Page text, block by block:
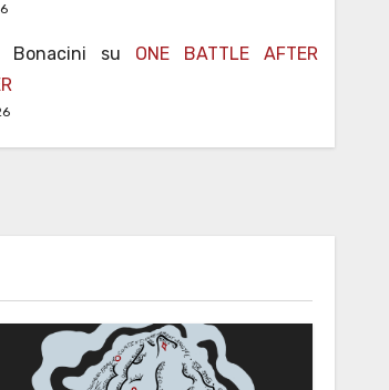
Bonacini su ONE BATTLE AFTER